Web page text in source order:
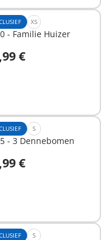
XS
- Familie Huizer
€
winkelwagen
S
- 3 Dennebomen
€
winkelwagen
S